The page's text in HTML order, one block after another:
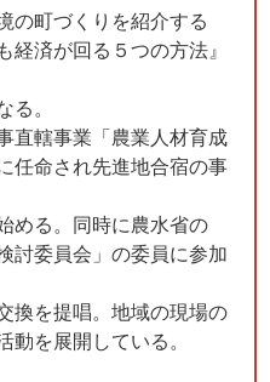
の町づくりを紹介する
済が回る５つの方法』
。
直轄事業「農業人材育成
任命され先進地合宿の事
める。同時に農水省の
討委員会」の委員に参加
換を提唱。地域の現場の
動を展開している。